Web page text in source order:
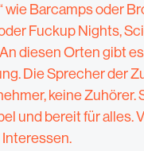
wie Barcamps oder
Fuckup Nights,
diesen Orten gibt
Die Sprecher der
keine Zuhörer.
und bereit für alles.